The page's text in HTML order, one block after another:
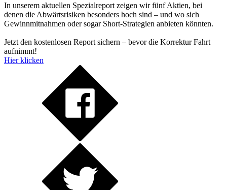
In unserem aktuellen Spezialreport zeigen wir fünf Aktien, bei
denen die Abwärtsrisiken besonders hoch sind – und wo sich
Gewinnmitnahmen oder sogar Short-Strategien anbieten könnten.
Jetzt den kostenlosen Report sichern – bevor die Korrektur Fahrt
aufnimmt!
Hier klicken